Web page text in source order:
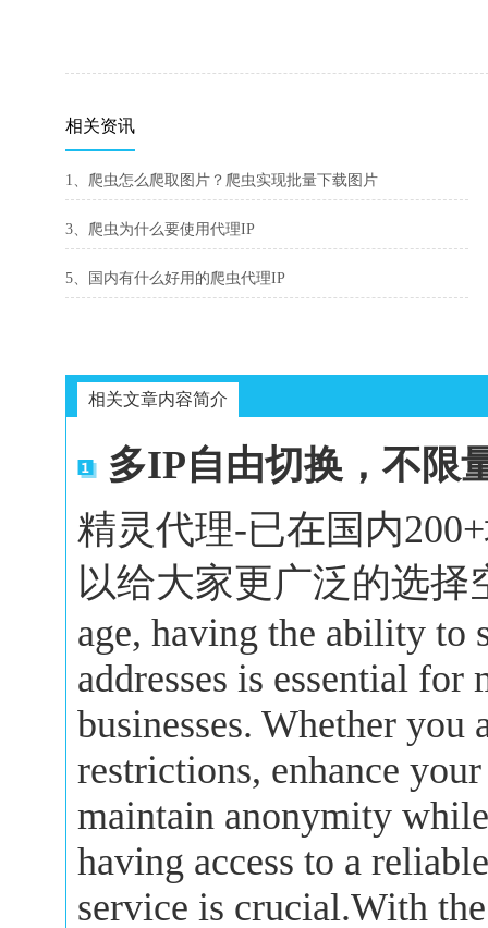
相关资讯
1、爬虫怎么爬取图片？爬虫实现批量下载图片
3、爬虫为什么要使用代理IP
5、国内有什么好用的爬虫代理IP
相关文章内容简介
多IP自由切换，不限
精灵代理-已在国内
以给大家更广泛的选择
age, having the ability to
addresses is essential
businesses. Whether you
restrictions, enhance
maintain anonymity
having access to a
service is crucial.With